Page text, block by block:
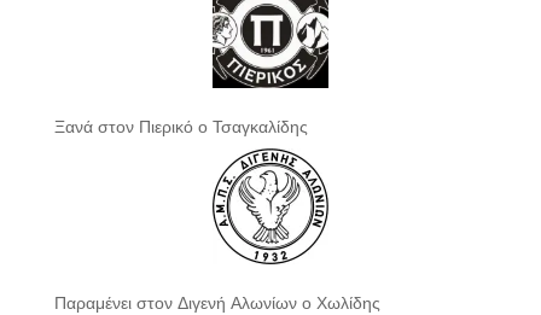
Ξανά στον Πιερικό ο Τσαγκαλίδης
Παραμένει στον Διγενή Αλωνίων ο Χωλίδης